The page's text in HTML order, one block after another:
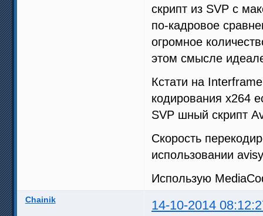
скрипт из SVP с
по-кадровое
огромное
этом смысле
Кстати на
кодирования x264
SVP шный скрипт
Скорость
использовании
Использую
Chainik 14-10-2014